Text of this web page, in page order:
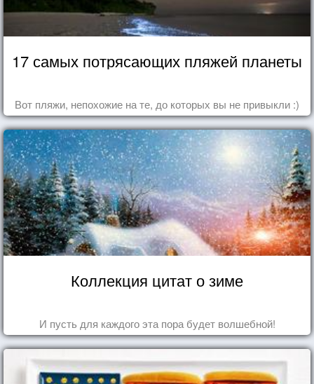
17 самых потрясающих пляжей планеты
Вот пляжи, непохожие на те, до которых вы не привыкли :)
Коллекция цитат о зиме
И пусть для каждого эта пора будет волшебной!